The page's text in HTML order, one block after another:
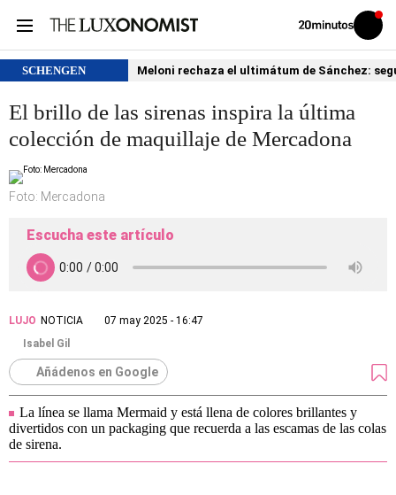
Volver
Iniciar
sesión
SCHENGEN Meloni rechaza el ultimátum de Sánchez:
El brillo de las sirenas inspira la última
colección de maquillaje de Mercadona
Foto: Mercadona
Escucha este artículo
LUJO NOTICIA
07 may 2025 - 16:47
Isabel Gil
Añádenos en Google
La línea se llama Mermaid y está llena de colores brillantes y
divertidos con un packaging que recuerda a las escamas de las colas
de sirena.